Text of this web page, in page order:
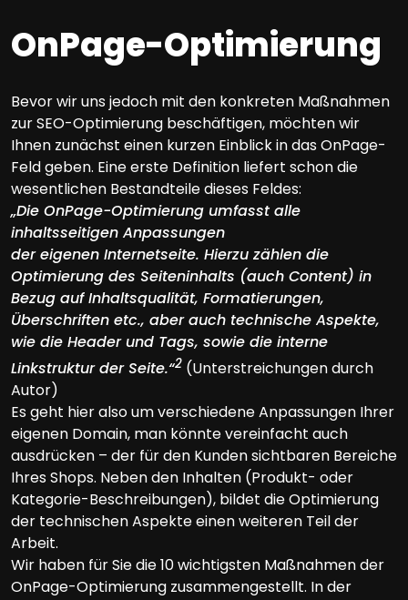
OnPage-Optimierung
Bevor wir uns jedoch mit den konkreten Maßnahmen
zur SEO-Optimierung beschäftigen, möchten wir
Ihnen zunächst einen kurzen Einblick in das OnPage-
Feld geben. Eine erste Definition liefert schon die
wesentlichen Bestandteile dieses Feldes:
„Die OnPage-Optimierung umfasst alle
inhaltsseitigen Anpassungen
der eigenen Internetseite. Hierzu zählen die
Optimierung des Seiteninhalts (auch Content) in
Bezug auf Inhaltsqualität, Formatierungen,
Überschriften etc., aber auch technische Aspekte,
wie die Header und Tags, sowie die interne
Linkstruktur der Seite.“2 (Unterstreichungen durch
Autor)
Es geht hier also um verschiedene Anpassungen Ihrer
eigenen Domain, man könnte vereinfacht auch
ausdrücken – der für den Kunden sichtbaren Bereiche
Ihres Shops. Neben den Inhalten (Produkt- oder
Kategorie-Beschreibungen), bildet die Optimierung
der technischen Aspekte einen weiteren Teil der
Arbeit.
Wir haben für Sie die 10 wichtigsten Maßnahmen der
OnPage-Optimierung zusammengestellt. In der